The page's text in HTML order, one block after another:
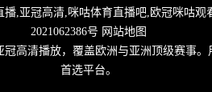
,亚冠高清,咪咕体育直播吧,欧冠咪咕
2021062386号 网站地图
高清播放，覆盖欧洲与亚洲顶级赛事
首选平台。